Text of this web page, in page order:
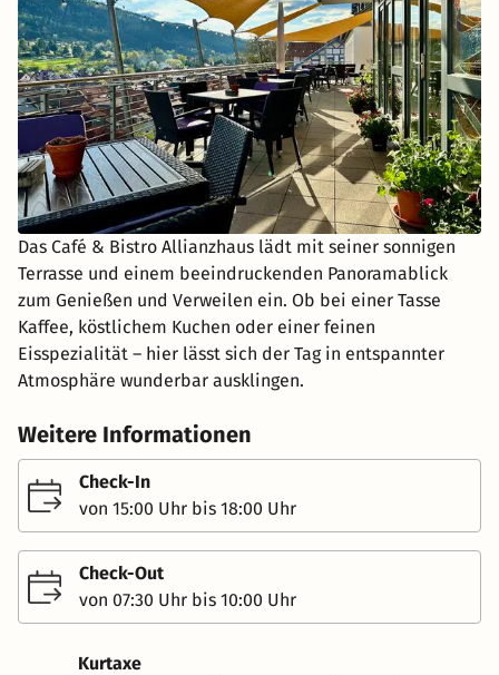
Das Café & Bistro Allianzhaus lädt mit seiner sonnigen
Terrasse und einem beeindruckenden Panoramablick
zum Genießen und Verweilen ein. Ob bei einer Tasse
Kaffee, köstlichem Kuchen oder einer feinen
Eisspezialität – hier lässt sich der Tag in entspannter
Atmosphäre wunderbar ausklingen.
Weitere Informationen
Check-In
von 15:00 Uhr bis 18:00 Uhr
Check-Out
von 07:30 Uhr bis 10:00 Uhr
Kurtaxe